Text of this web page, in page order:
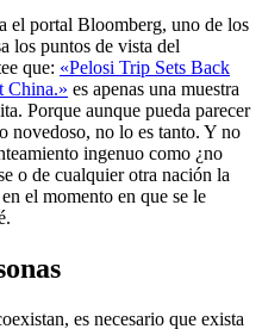
el portal Bloomberg, uno de los
los puntos de vista del
que: «Pelosi Trip Sets Back
China.» es apenas una muestra
Porque aunque pueda parecer
novedoso, no lo es tanto. Y no
ingenuo como ¿no
o de cualquier otra nación la
el momento en que se le
es necesario que exista